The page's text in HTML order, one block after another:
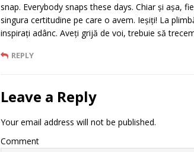
snap. Everybody snaps these days. Chiar și așa,
singura certitudine pe care o avem. Ieșiți! La
inspirați adânc. Aveți grijă de voi, trebuie să
REPLY
Leave a Reply
Your email address will not be published.
Comment